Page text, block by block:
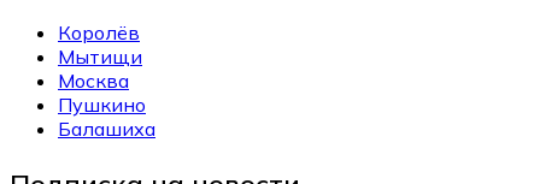
Королёв
Мытищи
Москва
Пушкино
Балашиха